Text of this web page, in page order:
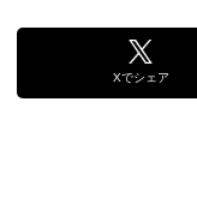
Xでシェア